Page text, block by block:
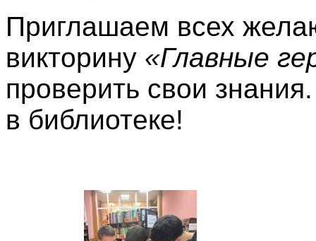
Приглашаем всех
викторину «Главные
проверить свои
в библиотеке!